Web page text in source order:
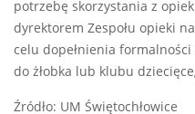
potrzebę skorzystania z
dyrektorem Zespołu opieki
celu dopełnienia
do żłobka lub klubu
Źródło: UM Świętochłowice